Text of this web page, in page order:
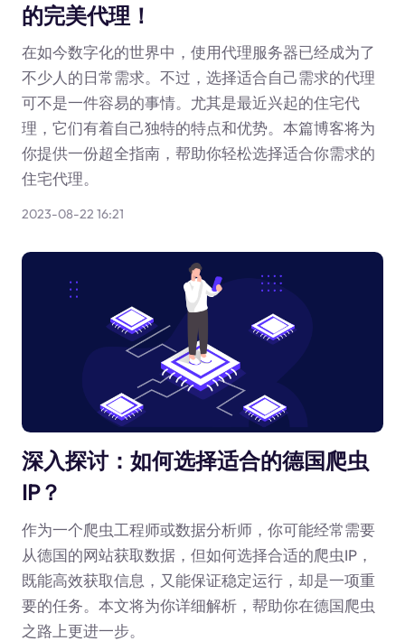
的完美代理！
在如今数字化的世界中，使用代理服务器已经成为了
不少人的日常需求。不过，选择适合自己需求的代理
可不是一件容易的事情。尤其是最近兴起的住宅代
理，它们有着自己独特的特点和优势。本篇博客将为
你提供一份超全指南，帮助你轻松选择适合你需求的
住宅代理。
2023-08-22 16:21
深入探讨：如何选择适合的德国爬虫
IP？
作为一个爬虫工程师或数据分析师，你可能经常需要
从德国的网站获取数据，但如何选择合适的爬虫IP，
既能高效获取信息，又能保证稳定运行，却是一项重
要的任务。本文将为你详细解析，帮助你在德国爬虫
之路上更进一步。